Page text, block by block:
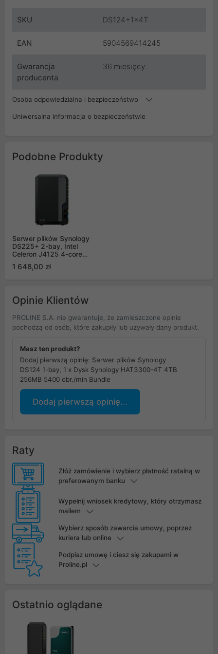
SKU DS124+1x4T
EAN 5904569414245
Gwarancja
producenta
36 miesięcy
Osoba odpowiedzialna i bezpieczeństwo
Uniwersalna informacja o bezpieczeństwie
Podobne Produkty
Serwer plików Synology
DS225+ 2-bay, Intel
Celeron J4125 4-core
RAM, 1x2,5 GbE, 1xGbE
1 648,00 zł
Opinie Klientów
PROLINE S.A. nie gwarantuje, że zamieszczone opinie
pochodzą od osób, które zakupiły lub używały dany produkt.
Masz ten produkt?
Dodaj pierwszą opinię: Serwer plików Synology
DS124 1-bay, 1 x Dysk Synology HAT3300-4T 4TB
256MB 5400 obr./min Bundle
Dodaj pierwszą opinię...
Raty
Złóż zamówienie i wybierz płatność ratalną w
preferowanym banku
Wypełnij wniosek kredytowy, który otrzymasz
mailem
Wybierz sposób zawarcia umowy, poprzez
kuriera lub online
Podpisz umowę i ciesz się zakupami w
Proline.pl
Ostatnio oglądane